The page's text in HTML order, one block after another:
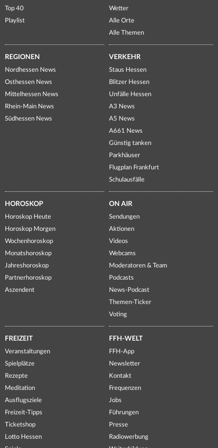
Top 40
Playlist
Wetter
Alle Orte
Alle Themen
REGIONEN
Nordhessen News
Osthessen News
Mittelhessen News
Rhein-Main News
Südhessen News
VERKEHR
Staus Hessen
Blitzer Hessen
Unfälle Hessen
A3 News
A5 News
A661 News
Günstig tanken
Parkhäuser
Flugplan Frankfurt
Schulausfälle
HOROSKOP
Horoskop Heute
Horoskop Morgen
Wochenhoroskop
Monatshoroskop
Jahreshoroskop
Partnerhoroskop
Aszendent
ON AIR
Sendungen
Aktionen
Videos
Webcams
Moderatoren & Team
Podcasts
News-Podcast
Themen-Ticker
Voting
FREIZEIT
Veranstaltungen
Spielplätze
Rezepte
Meditation
Ausflugsziele
Freizeit-Tipps
Ticketshop
Lotto Hessen
FFH-WELT
FFH-App
Newsletter
Kontakt
Frequenzen
Jobs
Führungen
Presse
Radiowerbung